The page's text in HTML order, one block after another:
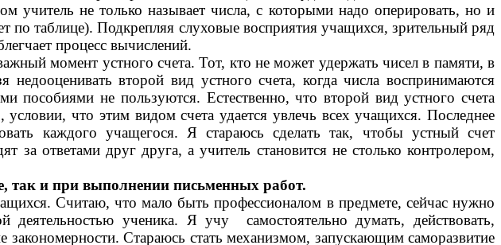
не только называет числа, с которыми надо оперировать, но и
по таблице). Подкрепляя слуховые восприятия учащихся, зрительный ряд
процесс вычислений.
момент устного счета. Тот, кто не может удержать чисел в памяти, в
второй вид устного счета, когда числа воспринимаются
не пользуются. Естественно, что второй вид устного счета
что этим видом счета удается увлечь всех учащихся. Последнее
каждого учащегося. Я стараюсь сделать так, чтобы устный счет
за ответами друг друга, а учитель становится не столько контролером,
так и при выполнении письменных работ.
Считаю, что мало быть профессионалом в предмете, сейчас нужно
ученика. Я учу самостоятельно думать, действовать,
закономерности. Стараюсь стать механизмом, запускающим саморазвитие